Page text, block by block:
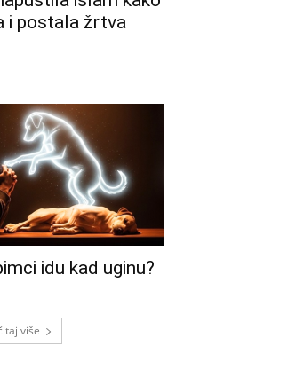
i postala žrtva
idu kad uginu?
više